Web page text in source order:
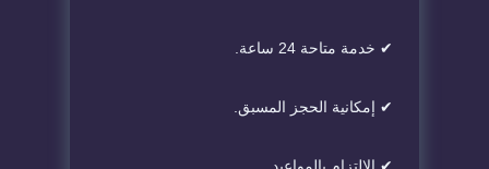
✔ خدمة متاحة 24 ساعة.
✔ إمكانية الحجز المسبق.